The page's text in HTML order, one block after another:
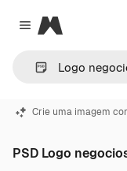
Close menu
Magnific
Crie uma imagem
PSD Logo